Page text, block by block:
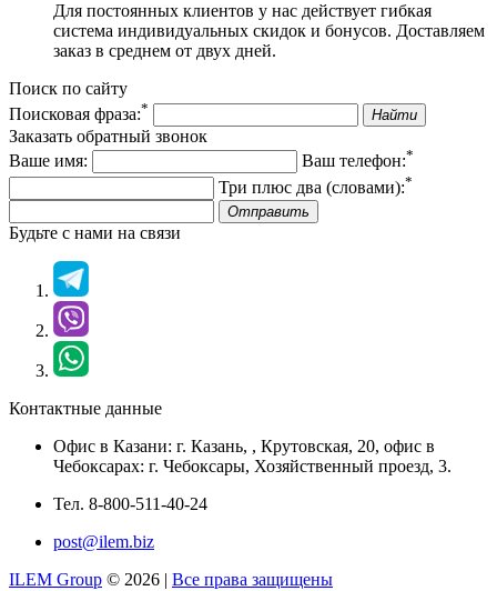
Для постоянных клиентов у нас действует гибкая
система индивидуальных скидок и бонусов. Доставляем
заказ в среднем от двух дней.
Поиск по сайту
Поисковая фраза:* Найти
Заказать обратный звонок
Ваше имя:
Ваш телефон:*
Три плюс два (словами):*
Отправить
Будьте с нами на связи
Контактные данные
Офис в Казани: г. Казань, , Крутовская, 20, офис в
Чебоксарах: г. Чебоксары, Хозяйственный проезд, 3.
Тел. 8-800-511-40-24
post@ilem.biz
ILEM Group © 2026 | Все права защищены